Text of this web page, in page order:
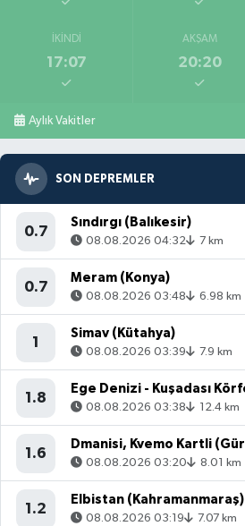
İKINDI
17:07
AKŞAM
20:20
Aylık Vakitler
SON DEPREMLER
0.7
Sındırgı (Balıkesir)
08.08.2026 04:32 7 km
0.7
Meram (Konya)
08.08.2026 03:48 6.98 km
1
Simav (Kütahya)
08.08.2026 03:39 7.9 km
1.8
08.08.2026 03:38 12.4 km
1.6
08.08.2026 03:20 8.01 km
1.2
Elbistan (Kahramanmaraş)
08.08.2026 03:19 7.07 km